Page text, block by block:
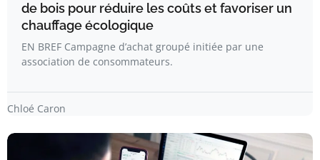
de bois pour réduire les coûts et favoriser un
chauffage écologique
EN BREF Campagne d’achat groupé initiée par une
association de consommateurs.
Chloé Caron